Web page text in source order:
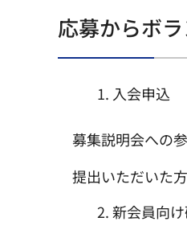
応募からボ
入会申込
募集説明会への
提出いただいた
新会員向